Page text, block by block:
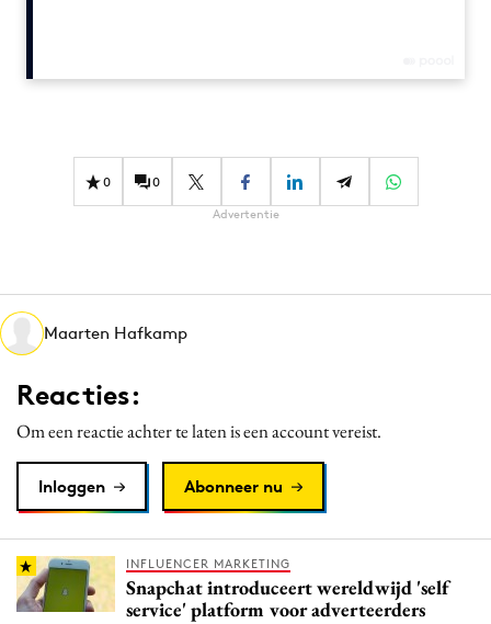
Effectiviteit
Martech
Merkstrategie
PR
Programmatic
Purpose Marketing
Reputatie & crisis
0 0
Advertentie
Maarten Hafkamp
Reacties:
Om een reactie achter te laten is een account vereist.
Inloggen Abonneer nu
INFLUENCER MARKETING
Snapchat introduceert wereldwijd 'self
service' platform voor adverteerders